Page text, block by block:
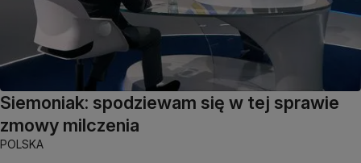
Siemoniak: spodziewam się w tej sprawie
zmowy milczenia
POLSKA